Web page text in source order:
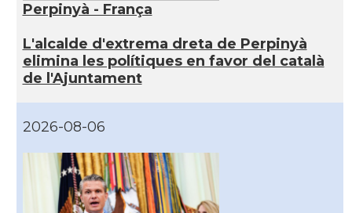
Perpinyà - França
L'alcalde d'extrema dreta de Perpinyà
elimina les polítiques en favor del català
de l'Ajuntament
2026-08-06